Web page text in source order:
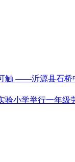
触 ——沂源县石桥
小学举行一年级